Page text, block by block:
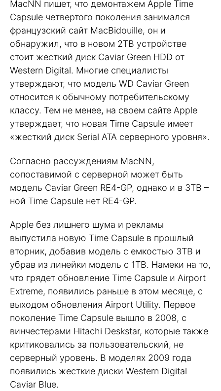
MacNN пишет, что демонтажем Apple Time
Capsule четвертого поколения занимался
французский сайт MacBidouille, он и
обнаружил, что в новом 2TB устройстве
стоит жесткий диск Caviar Green HDD от
Western Digital. Многие специалисты
утверждают, что модель WD Caviar Green
относится к обычному потребительскому
классу. Тем не менее, на своем сайте Apple
утверждает, что новая Time Capsule имеет
«жесткий диск Serial ATA серверного уровня».
Согласно рассуждениям MacNN,
сопоставимой с серверной может быть
модель Caviar Green RE4-GP, однако и в 3TB –
ной Time Capsule нет RE4-GP.
Apple без лишнего шума и рекламы
выпустила новую Time Capsule в прошлый
вторник, добавив модель с емкостью 3TB и
убрав из линейки модель с 1TB. Намеки на то,
что грядет обновление Time Capsule и Airport
Extreme, появились раньше в этом месяце, с
выходом обновления Airport Utility. Первое
поколение Time Capsule вышло в 2008, с
винчестерами Hitachi Deskstar, которые также
критиковались за пользовательский, не
серверный уровень. В моделях 2009 года
появились жесткие диски Western Digital
Caviar Blue.